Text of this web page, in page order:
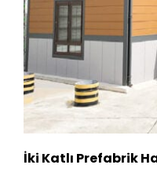
İki Katlı Prefabrik